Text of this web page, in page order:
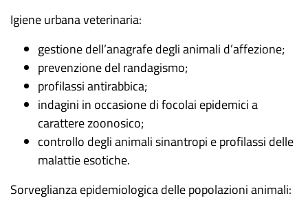
Igiene urbana veterinaria:
gestione dell’anagrafe degli animali d’affezione;
prevenzione del randagismo;
profilassi antirabbica;
indagini in occasione di focolai epidemici a
carattere zoonosico;
controllo degli animali sinantropi e profilassi delle
malattie esotiche.
Sorveglianza epidemiologica delle popolazioni animali: